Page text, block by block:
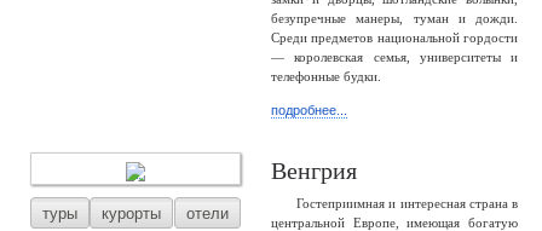
безупречные манеры, туман и дожди.
Среди предметов национальной гордости
— королевская семья, университеты и
телефонные будки.
подробнее...
туры курорты отели
Венгрия
Гостеприимная и интересная страна в
центральной Европе, имеющая богатую